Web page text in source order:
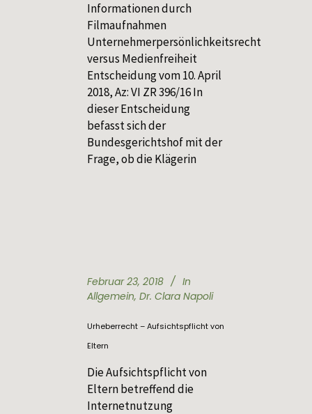
Informationen durch
Filmaufnahmen
Unternehmerpersönlichkeitsrecht
versus Medienfreiheit
Entscheidung vom 10. April
2018, Az: VI ZR 396/16 In
dieser Entscheidung
befasst sich der
Bundesgerichtshof mit der
Frage, ob die Klägerin
Februar 23, 2018
In
Allgemein, Dr. Clara Napoli
Urheberrecht – Aufsichtspflicht von
Eltern
Die Aufsichtspflicht von
Eltern betreffend die
Internetnutzung